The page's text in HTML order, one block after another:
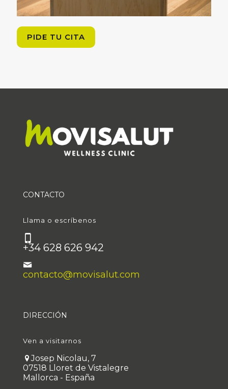
PIDE TU CITA
CONTACTO
Llama o escríbenos
+34 628 626 942
contacto@movisalut.com
DIRECCIÓN
Ven a visitarnos
Josep Nicolau, 7
07518 Lloret de Vistalegre
Mallorca - España